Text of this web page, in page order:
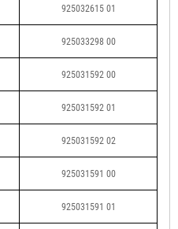
925032615 01
925033298 00
925031592 00
925031592 01
925031592 02
925031591 00
925031591 01